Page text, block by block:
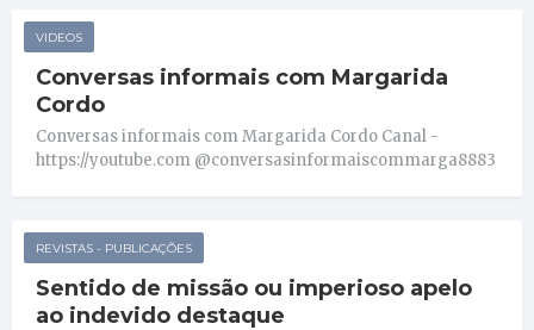
VIDEOS
Conversas informais com Margarida
Cordo
Conversas informais com Margarida Cordo Canal -
https://youtube.com @conversasinformaiscommarga8883
REVISTAS - PUBLICAÇÕES
Sentido de missão ou imperioso apelo
ao indevido destaque